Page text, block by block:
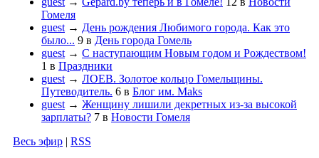
Гомеля
guest → День рождения Любимого города. Как это
было... 9 в День города Гомель
guest → С наступающим Новым годом и Рождеством!
1 в Праздники
guest → ЛОЕВ. Золотое кольцо Гомельщины.
Путеводитель. 6 в Блог им. Maks
guest → Женщину лишили декретных из-за высокой
зарплаты? 7 в Новости Гомеля
Весь эфир | RSS